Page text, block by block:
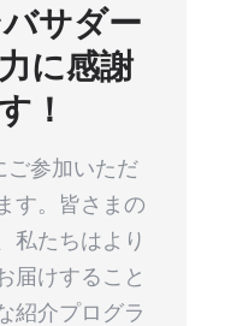
サダー
に感謝
！
参加いただ
す。皆さまの
私たちはより
届けすること
紹介プログラ